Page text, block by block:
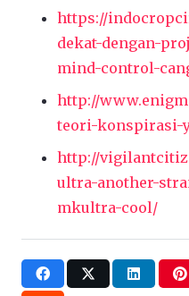
https://
dekat-dengan-
mind-control-
http://
teori-konspirasi-
http://
ultra-another-
mkultra-cool/